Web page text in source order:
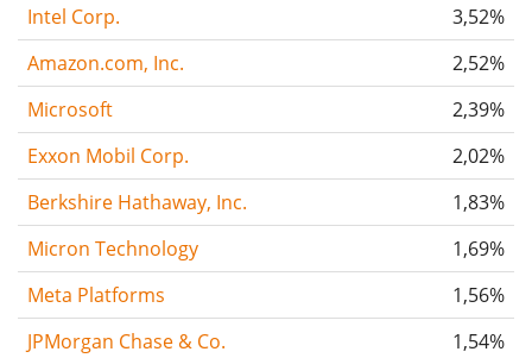
Intel Corp.
3,52%
Amazon.com, Inc.
2,52%
Microsoft
2,39%
Exxon Mobil Corp.
2,02%
Berkshire Hathaway, Inc.
1,83%
Micron Technology
1,69%
Meta Platforms
1,56%
JPMorgan Chase & Co.
1,54%